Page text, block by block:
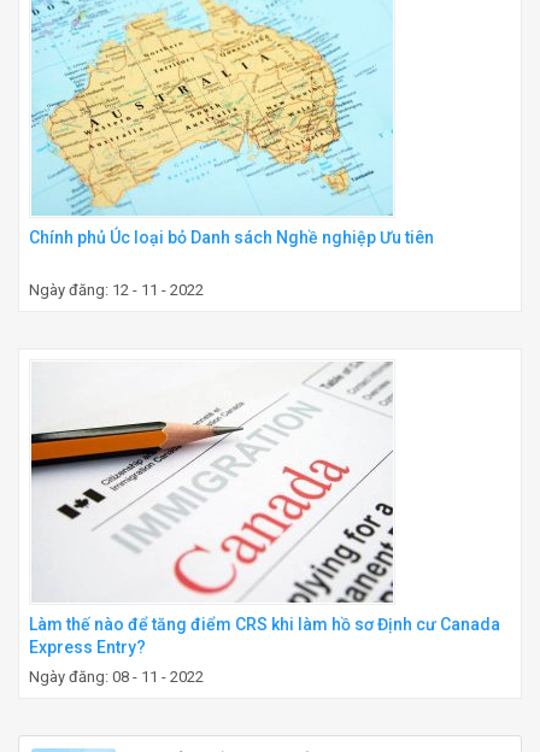
Chính phủ Úc loại bỏ Danh sách Nghề nghiệp Ưu tiên
Ngày đăng: 12 - 11 - 2022
Làm thế nào để tăng điểm CRS khi làm hồ sơ Định cư Canada
Express Entry?
Ngày đăng: 08 - 11 - 2022